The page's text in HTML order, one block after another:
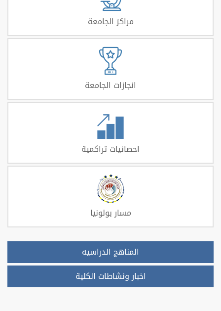
مراكز الجامعة
انجازات الجامعة
احصائيات تراكمية
مسار بولونيا
المناهج الدراسيه
اخبار ونشاطات الكلية